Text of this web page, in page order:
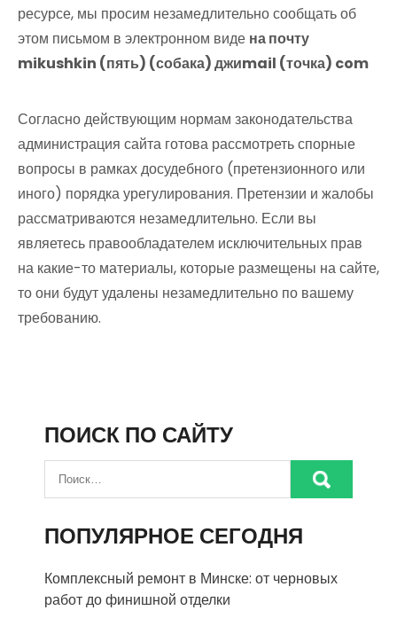
ресурсе, мы просим незамедлительно сообщать об
этом письмом в электронном виде на почту
mikushkin (пять) (собака) джиmail (точка) com
Согласно действующим нормам законодательства
администрация сайта готова рассмотреть спорные
вопросы в рамках досудебного (претензионного или
иного) порядка урегулирования. Претензии и жалобы
рассматриваются незамедлительно. Если вы
являетесь правообладателем исключительных прав
на какие-то материалы, которые размещены на сайте,
то они будут удалены незамедлительно по вашему
требованию.
ПОИСК ПО САЙТУ
ПОПУЛЯРНОЕ СЕГОДНЯ
Комплексный ремонт в Минске: от черновых
работ до финишной отделки